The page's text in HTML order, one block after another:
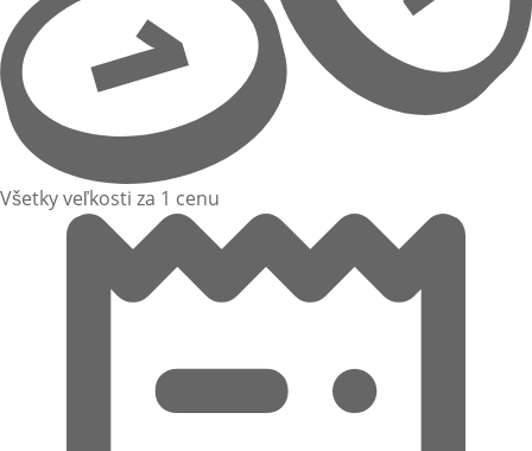
Všetky veľkosti za 1 cenu